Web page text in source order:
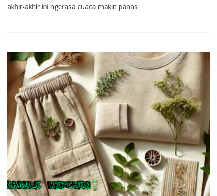
akhir-akhir ini ngerasa cuaca makin panas